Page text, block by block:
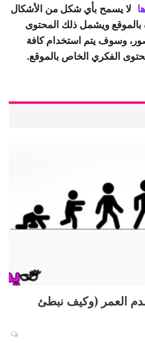
لا يسمح بأي شكل من الأشكال
بالموقع ويشمل ذلك المحتوى
وسوف يتم استخدام كافة
الفكري الخاص بالموقع.
العمر (وكيف نبطئ